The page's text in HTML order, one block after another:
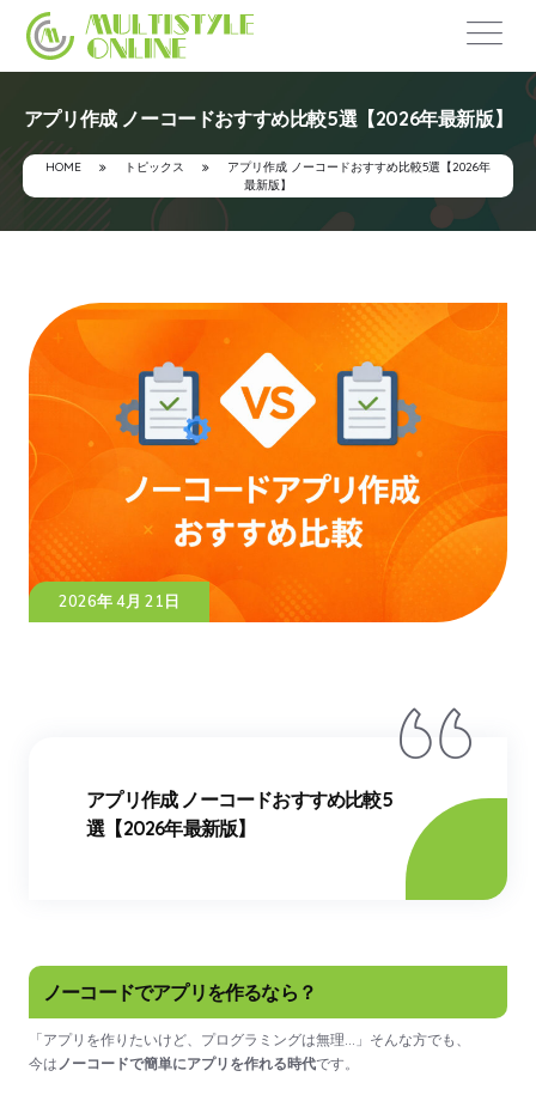
アプリ作成 ノーコードおすすめ比較5選【2026年最新版】
HOME トピックス
アプリ作成 ノーコードおすすめ比較5選【2026年
最新版】
2026年 4月 21日
アプリ作成 ノーコードおすすめ比較5
選【2026年最新版】
ノーコードでアプリを作るなら？
「アプリを作りたいけど、プログラミングは無理…」そんな方でも、
今はノーコードで簡単にアプリを作れる時代です。